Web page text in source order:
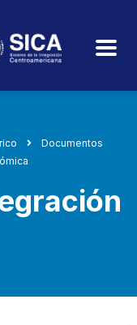
Documentos